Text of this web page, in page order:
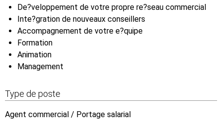
De?veloppement de votre propre re?seau commercial
Inte?gration de nouveaux conseillers
Accompagnement de votre e?quipe
Formation
Animation
Management
Type de poste
Agent commercial / Portage salarial